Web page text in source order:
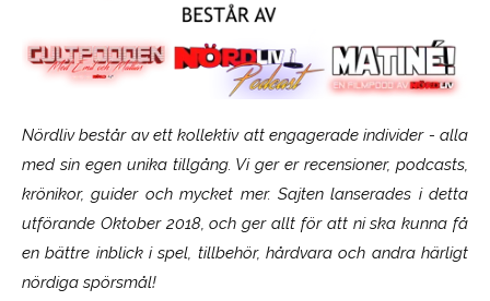
Nördliv består av ett kollektiv att engagerade individer - alla
med sin egen unika tillgång. Vi ger er recensioner, podcasts,
krönikor, guider och mycket mer. Sajten lanserades i detta
utförande Oktober 2018, och ger allt för att ni ska kunna få
en bättre inblick i spel, tillbehör, hårdvara och andra härligt
nördiga spörsmål!